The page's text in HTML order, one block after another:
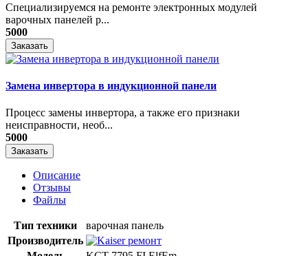
Специализируемся на ремонте электронных модулей
варочных панелей р...
5000
Заказать
Замена инвертора в индукционной панели
Процесс замены инвертора, а также его признаки
неисправности, необ...
5000
Заказать
Описание
Отзывы
Файлы
Тип техники
варочная панель
Производитель